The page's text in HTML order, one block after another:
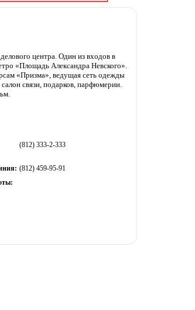
центра. Один из входов в
«Площадь Александра Невского».
«Призма», ведущая сеть одежды
связи, подарков, парфюмерии.
(812) 333-2-333
(812) 459-95-91